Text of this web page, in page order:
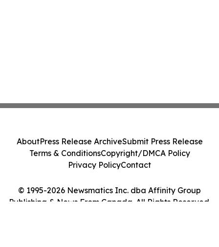
© 1995-2026 Newsmatics Inc. dba Affinity Group
Publishing & News From Canada. All Rights Reserved.
AboutPress Release ArchiveSubmit Press Release
Terms & ConditionsCopyright/DMCA Policy
Privacy PolicyContact